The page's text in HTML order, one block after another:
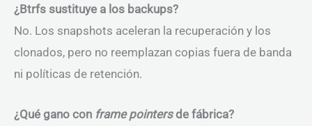
¿Btrfs sustituye a los backups?
No. Los snapshots aceleran la recuperación y los
clonados, pero no reemplazan copias fuera de banda
ni políticas de retención.
¿Qué gano con frame pointersde fábrica?